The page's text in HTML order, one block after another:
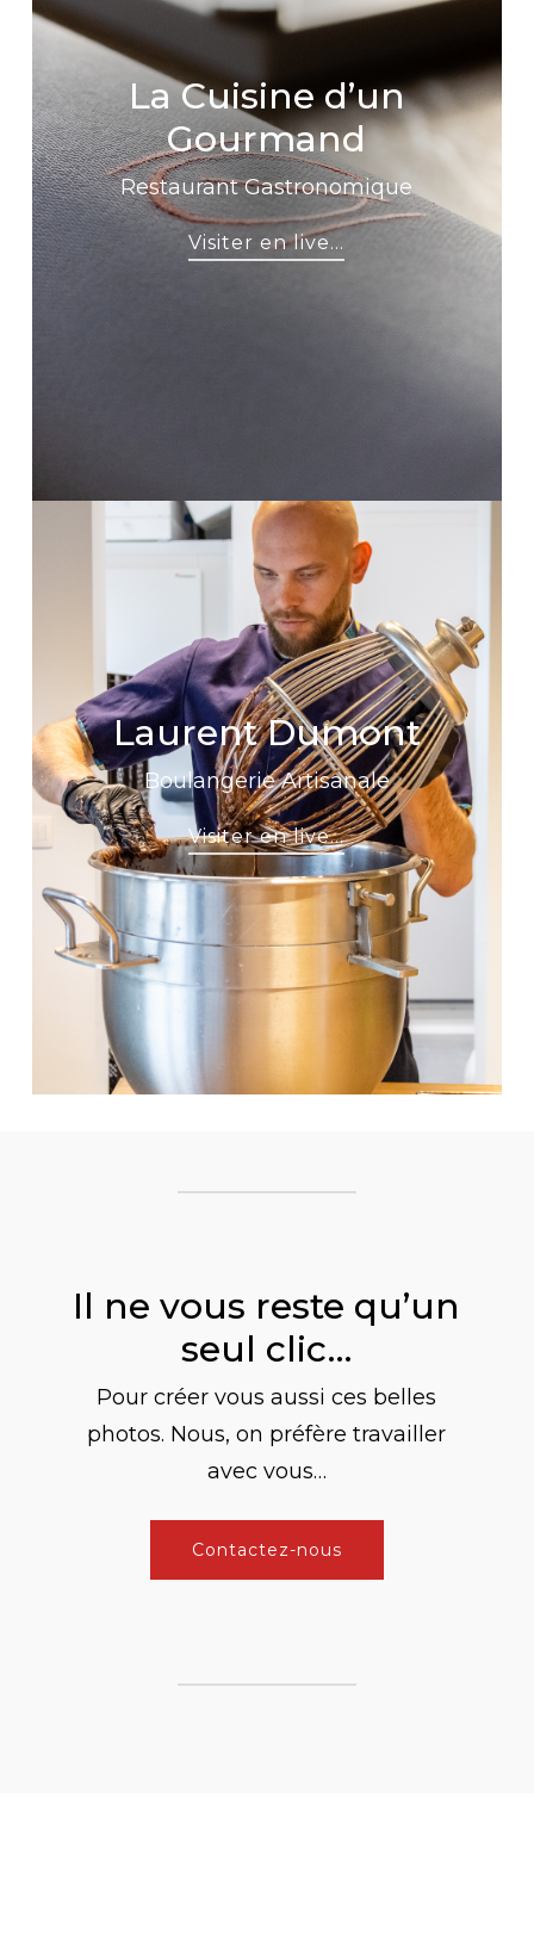
La Cuisine d’un
Gourmand
Restaurant Gastronomique
Visiter en live...
Laurent Dumont
Boulangerie Artisanale
Visiter en live...
Il ne vous reste qu’un
seul clic…
Pour créer vous aussi ces belles
photos. Nous, on préfère travailler
avec vous…
Contactez-nous